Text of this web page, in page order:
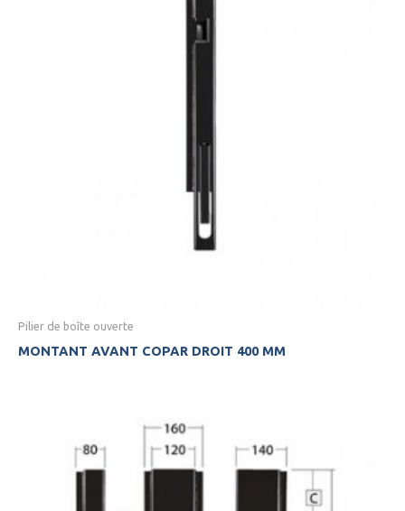
Pilier de boîte ouverte
MONTANT AVANT COPAR DROIT 400 MM